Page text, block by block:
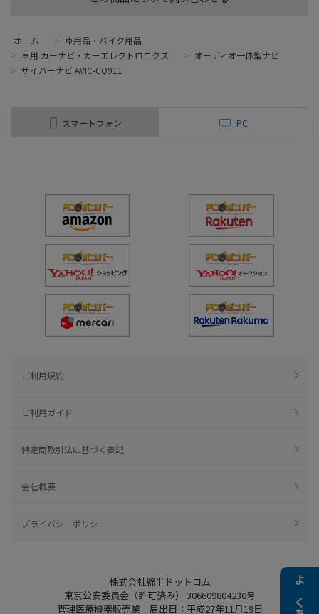
ホーム > 車用品・バイク用品
> 車用 カーナビ・カーエレクトロニクス > オーディオ一体型ナビ
> サイバーナビ AVIC-CQ911
スマートフォン PC
ご利用規約
ご利用ガイド
特定商取引法に基づく表記
会社概要
プライバシーポリシー
株式会社綿半ドットコム
東京公安委員会（許可済み） 306609804230号
管理医療機器販売業 届出日：平成27年11月19日